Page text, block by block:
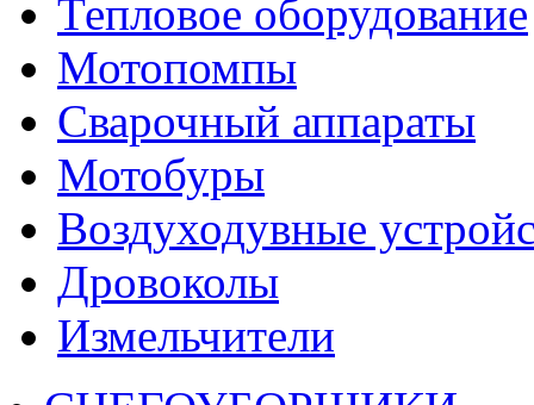
Тепловое оборудование
Мотопомпы
Сварочный аппараты
Мотобуры
Воздуходувные
Дровоколы
Измельчители